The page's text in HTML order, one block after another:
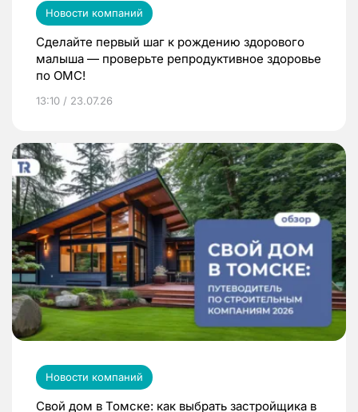
Новости компаний
Сделайте первый шаг к рождению здорового
малыша — проверьте репродуктивное здоровье
по ОМС!
13:10 / 23.07.26
Новости компаний
Свой дом в Томске: как выбрать застройщика в